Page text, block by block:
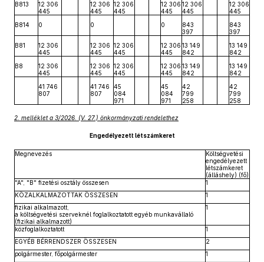
B813
12 306
445
12 306
445
12 306
445
12 306
445
12 306
445
12 306
445
B814
0 0 0
843
397
843
397
B81
12 306
445
12 306
445
12 306
445
12 306
445
13 149
842
13 149
842
B8
12 306
445
12 306
445
12 306
445
12 306
445
13 149
842
13 149
842
41 746
807
41 746
807
45
084
971
45
084
971
42
799
258
42
799
258
2. melléklet a 3/2026. (V. 27.) önkormányzati rendelethez
Engedélyezett létszámkeret
Megnevezés
Költségvetési
engedélyezett
létszámkeret
(álláshely) (fő)
"A", "B" fizetési osztály összesen
1
KÖZALKALMAZOTTAK ÖSSZESEN
1
fizikai alkalmazott,
a költségvetési szerveknél foglalkoztatott egyéb munkavállaló
(fizikai alkalmazott)
1
közfoglalkoztatott
1
EGYÉB BÉRRENDSZER ÖSSZESEN
2
polgármester, főpolgármester
1